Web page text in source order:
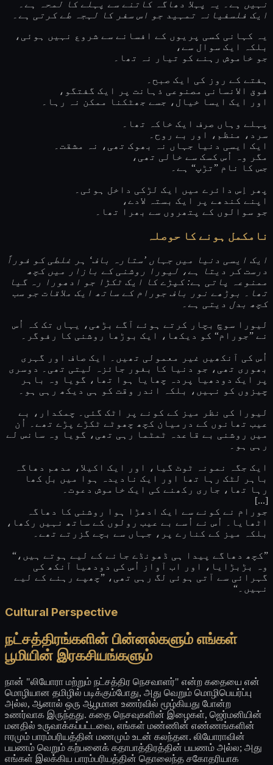
نہیں ہے۔ یہ پہلا دھاگہ کاتنے سے پہلے کا لمحہ ہے۔
ایک فلسفیانہ تمہید جو اس سفر کا لہجہ طے کرتی ہے۔
یہ کہانی کسی پریوں کے افسانے سے شروع نہیں ہوئی،
بلکہ ایک سوال سے،
جو خاموش رہنے کو تیار نہ تھا۔
ہفتے کے روز کی ایک صبح۔
فوق الانسانی مصنوعی ذہانت پر ایک گفتگو،
اور ایک ایسا خیال، جسے جھٹکنا ممکن نہ رہا۔
پہلے وہاں صرف ایک خاکہ تھا۔
سرد، منظم، اور بے روح۔
ایک ایسی دنیا جہاں نہ بھوک تھی، نہ مشقت۔
مگر وہ اُس کسک سے خالی تھی،
جس کا نام ”تڑپ“ ہے۔
پھر اِس دائرے میں ایک لڑکی داخل ہوئی۔
اپنے کندھے پر ایک بستہ لادے،
جو سوالوں کے پتھروں سے بھرا تھا۔
نامکمل ہونے کا حوصلہ
ایک ایسی دنیا میں جہاں ’ستارہ باف‘ ہر غلطی کو فوراً
درست کر دیتا ہے، لیورا روشنی کے بازار میں کچھ
ممنوعہ پاتی ہے: کپڑے کا ایک ٹکڑا جو ادھورا رہ گیا
تھا۔ بوڑھے نور باف جورام کے ساتھ ایک ملاقات جو سب
کچھ بدل دیتی ہے۔
لیورا سوچ بچار کرتے ہوئے آگے بڑھی، یہاں تک کہ اُس
نے ”جورام“ کو دیکھا، ایک بوڑھا روشنی کا رفوگر۔
اُس کی آنکھیں غیر معمولی تھیں۔ ایک صاف اور گہری
بھوری تھی، جو دنیا کا بغور جائزہ لیتی تھی۔ دوسری
پر ایک دودھیا پردہ چھایا ہوا تھا، گویا وہ باہر
چیزوں کو نہیں، بلکہ اندر وقت کو ہی دیکھ رہی ہو۔
لیورا کی نظر میز کے کونے پر اٹک گئی۔ چمکدار، بے
عیب تھانوں کے درمیان کچھ چھوٹے ٹکڑے پڑے تھے۔ اُن
میں روشنی بے قاعدہ ٹمٹما رہی تھی، گویا وہ سانس لے
رہی ہو۔
ایک جگہ نمونہ ٹوٹ گیا، اور ایک اکیلا، مدھم دھاگہ
باہر لٹک رہا تھا اور ایک نادیدہ ہوا میں بل کھا
رہا تھا، جاری رکھنے کی ایک خاموش دعوت۔
[...]
جورام نے کونے سے ایک ادھڑا ہوا روشنی کا دھاگہ
اٹھایا۔ اُس نے اُسے بے عیب رولوں کے ساتھ نہیں رکھا،
بلکہ میز کے کنارے پر، جہاں سے بچے گزرتے تھے۔
”کچھ دھاگے پیدا ہی ڈھونڈے جانے کے لیے ہوتے ہیں،“
وہ بڑبڑایا، اور اب آواز اُس کی دودھیا آنکھ کی
گہرائی سے آتی ہوئی لگ رہی تھی، ”چھپے رہنے کے لیے
نہیں۔“
Cultural Perspective
நட்சத்திரங்களின் பின்னல்களும் எங்கள்
பூமியின் இரகசியங்களும்
நான் "லியோரா மற்றும் நட்சத்திர நெசவாளர்" என்ற கதையை என்
மொழியான தமிழில் படிக்கும்போது, அது வெறும் மொழிபெயர்ப்பு
அல்ல, ஆனால் ஒரு ஆழமான உணர்வில் மூழ்கியது போன்ற
உணர்வாக இருந்தது. கதை நெசவுகளின் இழைகள், ஜெர்மனியின்
மனதில் உருவாக்கப்பட்டவை, எங்கள் மண்ணின் எண்ணங்களின்
ஈரமும் பாரம்பரியத்தின் மணமும் உடன் கலந்தன. லியோராவின்
பயணம் வெறும் கற்பனைக் கதாபாத்திரத்தின் பயணம் அல்ல; அது
எங்கள் இலக்கிய பாரம்பரியத்தின் தொலைந்த சகோதரியாக